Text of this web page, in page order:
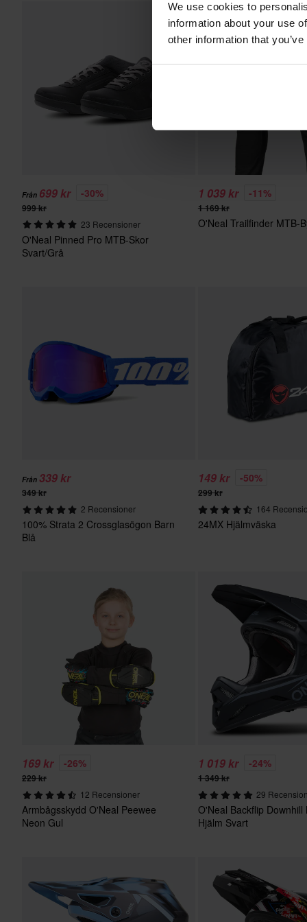
We use cookies to
information about your use
other information that
Från 699 kr -30%
999 kr
23 Recensioner
O'Neal Pinned Pro MTB-Skor
Svart/Grå
1 039 kr -11%
1 169 kr
O'Neal Trailfinder MTB-
Från 339 kr
349 kr
2 Recensioner
100% Strata 2 Crossglasögon Barn
Blå
149 kr -50%
299 kr
164
24MX Hjälmväska
169 kr -26%
229 kr
12 Recensioner
Armbågsskydd O'Neal Peewee
Neon Gul
1 019 kr -24%
1 349 kr
29
O'Neal Backflip Downhill
Hjälm Svart